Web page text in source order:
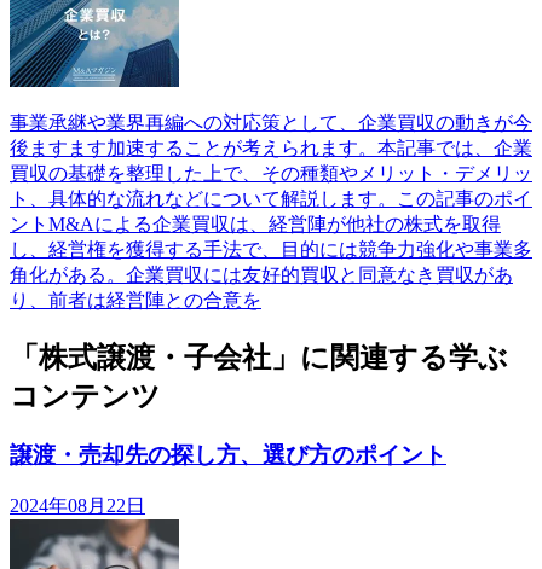
事業承継や業界再編への対応策として、企業買収の動きが今
後ますます加速することが考えられます。本記事では、企業
買収の基礎を整理した上で、その種類やメリット・デメリッ
ト、具体的な流れなどについて解説します。この記事のポイ
ントM&Aによる企業買収は、経営陣が他社の株式を取得
し、経営権を獲得する手法で、目的には競争力強化や事業多
角化がある。企業買収には友好的買収と同意なき買収があ
り、前者は経営陣との合意を
「株式譲渡・子会社」に関連する学ぶ
コンテンツ
譲渡・売却先の探し方、選び方のポイント
2024年08月22日